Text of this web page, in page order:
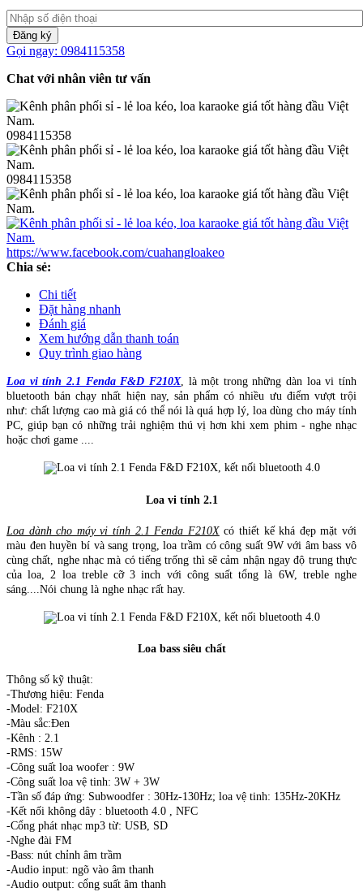
Đăng ký
Gọi ngay: 0984115358
Chat với nhân viên tư vấn
0984115358
0984115358
https://www.facebook.com/cuahangloakeo
Chia sẻ:
Chi tiết
Đặt hàng nhanh
Đánh giá
Xem hướng dẫn thanh toán
Quy trình giao hàng
Loa vi tính 2.1 Fenda F&D F210X, là một trong những dàn loa vi tính
bluetooth bán chạy nhất hiện nay, sản phẩm có nhiều ưu điểm vượt trội
như: chất lượng cao mà giá có thể nói là quá hợp lý, loa dùng cho máy tính
PC, giúp bạn có những trải nghiệm thú vị hơn khi xem phim - nghe nhạc
hoặc chơi game ....
Loa vi tính 2.1
Loa dành cho máy vi tính 2.1 Fenda F210Xcó thiết kế khá đẹp mặt với
màu đen huyền bí và sang trọng, loa trầm có công suất 9W với âm bass vô
cùng chất, nghe nhạc mà có tiếng trống thì sẽ cảm nhận ngay độ trung thực
của loa, 2 loa treble cỡ 3 inch với công suất tổng là 6W, treble nghe
sáng....Nói chung là nghe nhạc rất hay.
Loa bass siêu chất
Thông số kỹ thuật:
-Thương hiệu: Fenda
-Model: F210X
-Màu sắc:Đen
-Kênh : 2.1
-RMS: 15W
-Công suất loa woofer : 9W
-Công suất loa vệ tinh: 3W + 3W
-Tần số đáp ứng: Subwoodfer : 30Hz-130Hz; loa vệ tinh: 135Hz-20KHz
-Kết nối không dây : bluetooth 4.0 , NFC
-Cổng phát nhạc mp3 từ: USB, SD
-Nghe đài FM
-Bass: nút chỉnh âm trầm
-Audio input: ngõ vào âm thanh
-Audio output: cổng suất âm thanh